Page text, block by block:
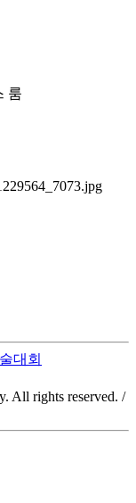
룸
대회
All rights reserved. /